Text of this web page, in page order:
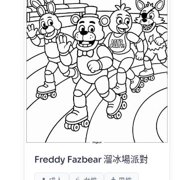
Freddy Fazbear 溜冰場派對